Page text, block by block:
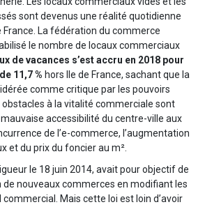
sont devenus une réalité quotidienne
La fédération du commerce
le nombre de locaux commerciaux
de vacances s’est accru en 2018 pour
11,7 % hors Ile de France, sachant que la
comme critique par les pouvoirs
obstacles à la vitalité commerciale sont
accessibilité du centre-ville aux
de l’e-commerce, l’augmentation
et du prix du foncier au m².
le 18 juin 2014, avait pour objectif de
de nouveaux commerces en modifiant les
Mais cette loi est loin d’avoir